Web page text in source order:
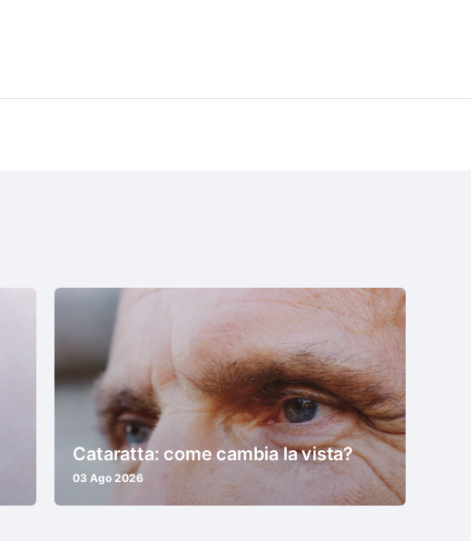
Cataratta: come cambia la vista?
03 Ago 2026